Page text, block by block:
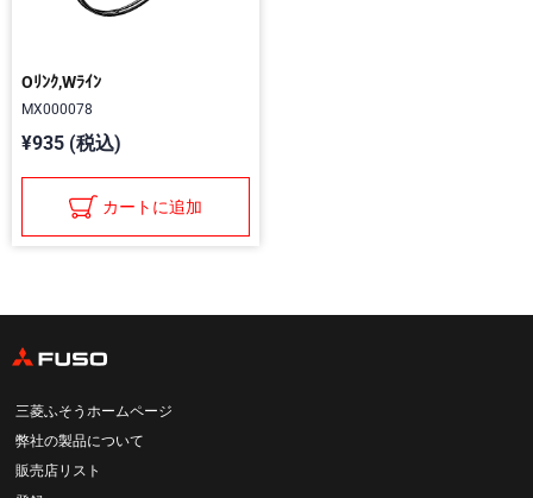
Oﾘﾝｸ,Wﾗｲﾝ
MX000078
¥935 (税込)
カートに追加
三菱ふそうホームページ
弊社の製品について
販売店リスト